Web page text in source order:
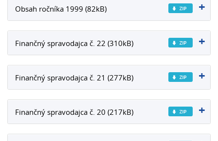
Obsah ročníka 1999 (82kB)
Finančný spravodajca č. 22 (310kB)
Finančný spravodajca č. 21 (277kB)
Finančný spravodajca č. 20 (217kB)